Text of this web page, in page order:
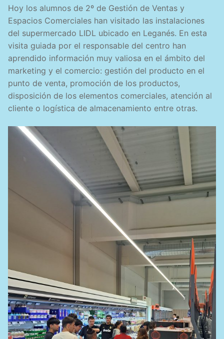
Hoy los alumnos de 2º de Gestión de Ventas y
Espacios Comerciales han visitado las instalaciones
del supermercado LIDL ubicado en Leganés. En esta
visita guiada por el responsable del centro han
aprendido información muy valiosa en el ámbito del
marketing y el comercio: gestión del producto en el
punto de venta, promoción de los productos,
disposición de los elementos comerciales, atención al
cliente o logística de almacenamiento entre otras.